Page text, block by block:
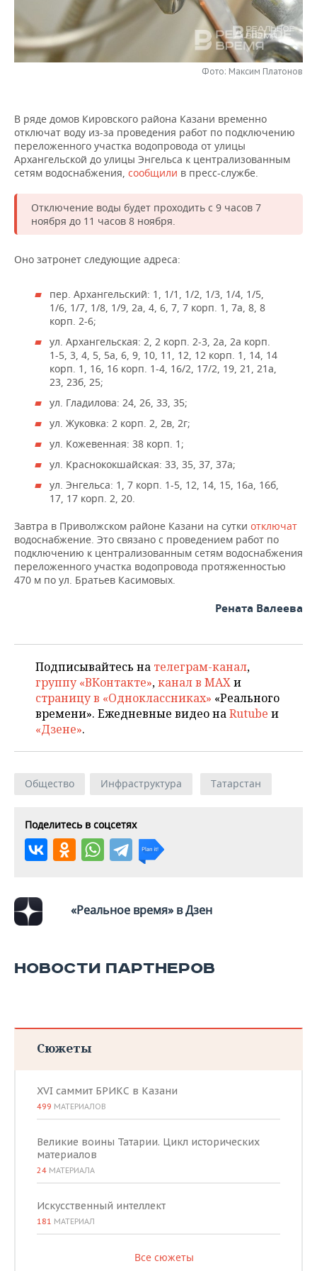
НЕФТЕХИМИЯ
НЕФТЬ
РОЗНИЧНАЯ ТОРГОВЛЯ
ТРАНСПОРТ
НОВОСТИ ТЕХНОЛОГИЙ
IT
ТЕЛЕКОММУНИКАЦИИ
МЕРОПРИЯТИЯ
НОВОСТИ МЕРОПРИЯТИЙ
БИЗНЕС-БРАНЧИ
ONLINE-КОНФЕРЕНЦИИ
СПОРТ
ФУТБОЛ
ХОККЕЙ
ВОЛЕЙБОЛ
КИБЕРСПОРТ
ФИГУРНОЕ КАТАНИЕ
ВОДНЫЕ ВИДЫ СПОРТА
ХОККЕЙ С МЯЧОМ
НОВОСТИ ОБЩЕСТВА
ВЛАСТЬ
ИСТОРИЯ
КУЛЬТУРА
МЕДИЦИНА
ОБРАЗОВАНИЕ
ПРОИСШЕСТВИЯ
ФОТОГАЛЕРЕЯ
СЮЖЕТЫ
СПРАВОЧНИК
СПИСОК ПЕРСОН
СПИСОК КОМПАНИЙ
ПОЛНАЯ ВЕРСИЯ
Фото: Максим Платонов
В ряде домов Кировского района Казани временно
отключат воду из-за проведения работ по подключению
переложенного участка водопровода от улицы
Архангельской до улицы Энгельса к централизованным
сетям водоснабжения, сообщили в пресс-службе.
Отключение воды будет проходить с 9 часов 7
ноября до 11 часов 8 ноября.
Оно затронет следующие адреса:
пер. Архангельский: 1, 1/1, 1/2, 1/3, 1/4, 1/5,
1/6, 1/7, 1/8, 1/9, 2а, 4, 6, 7, 7 корп. 1, 7а, 8, 8
корп. 2-6;
ул. Архангельская: 2, 2 корп. 2-3, 2а, 2а корп.
1-5, 3, 4, 5, 5а, 6, 9, 10, 11, 12, 12 корп. 1, 14, 14
корп. 1, 16, 16 корп. 1-4, 16/2, 17/2, 19, 21, 21а,
23, 23б, 25;
ул. Гладилова: 24, 26, 33, 35;
ул. Жуковка: 2 корп. 2, 2в, 2г;
ул. Кожевенная: 38 корп. 1;
ул. Краснококшайская: 33, 35, 37, 37а;
ул. Энгельса: 1, 7 корп. 1-5, 12, 14, 15, 16а, 16б,
17, 17 корп. 2, 20.
Завтра в Приволжском районе Казани на сутки отключат
водоснабжение. Это связано с проведением работ по
подключению к централизованным сетям водоснабжения
переложенного участка водопровода протяженностью
470 м по ул. Братьев Касимовых.
Рената Валеева
Подписывайтесь на телеграм-канал,
группу «ВКонтакте»,канал в MAXи
страницу в «Одноклассниках» «Реального
времени». Ежедневные видео наRutube и
«Дзене».
Общество Инфраструктура Татарстан
Поделитесь в соцсетях
«Реальное время» в Дзен
НОВОСТИ ПАРТНЕРОВ
Сюжеты
XVI саммит БРИКС в Казани
499 МАТЕРИАЛОВ
Великие воины Татарии. Цикл исторических
материалов
24 МАТЕРИАЛА
Искусственный интеллект
181 МАТЕРИАЛ
Все сюжеты